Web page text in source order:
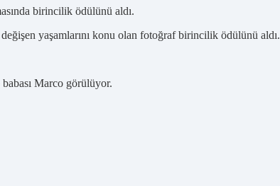
birincilik ödülünü aldı.
yaşamlarını konu olan fotoğraf birincilik ödülünü aldı.
Marco görülüyor.